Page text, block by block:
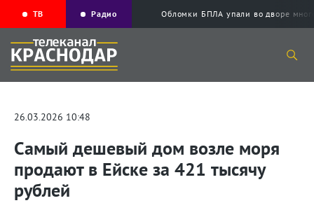
ТВ Радио Обломки БПЛА упали во дворе
26.03.2026 10:48
Самый дешевый дом возле моря
продают в Ейске за 421 тысячу
рублей